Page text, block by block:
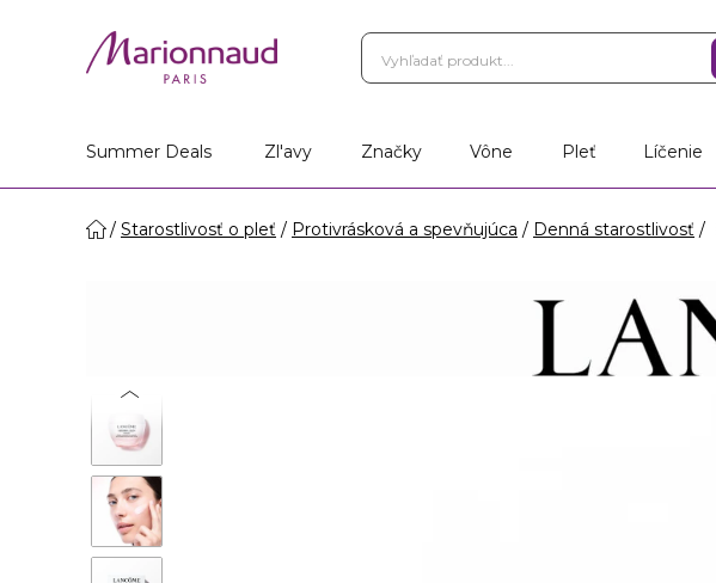
Summer Deals Zl'avy Značky Vône Pleť Líčenie
Starostlivosť o pleť Protivrásková a spevňujúca Denná starostlivosť